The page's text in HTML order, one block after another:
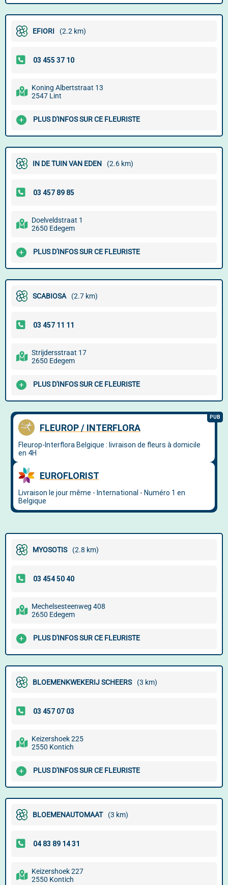
EFIORI (2.2 km)
Koning Albertstraat 13
2547 Lint
PLUS D'INFOS SUR CE FLEURISTE
IN DE TUIN VAN EDEN (2.6 km)
Doelveldstraat 1
2650 Edegem
PLUS D'INFOS SUR CE FLEURISTE
SCABIOSA (2.7 km)
Strijdersstraat 17
2650 Edegem
PLUS D'INFOS SUR CE FLEURISTE
MYOSOTIS (2.8 km)
Mechelsesteenweg 408
2650 Edegem
PLUS D'INFOS SUR CE FLEURISTE
BLOEMENKWEKERIJ SCHEERS (3 km)
Keizershoek 225
2550 Kontich
PLUS D'INFOS SUR CE FLEURISTE
BLOEMENAUTOMAAT (3 km)
Keizershoek 227
2550 Kontich